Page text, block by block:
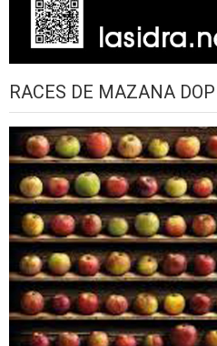
RACES DE MAZANA